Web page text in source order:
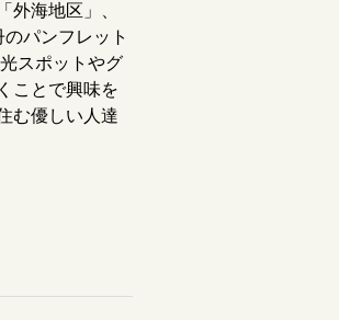
外海地区」、
パンフレット
スポットやグ
ことで興味を
む優しい人達